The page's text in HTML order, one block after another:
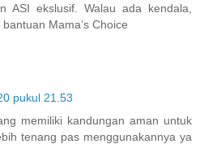
ASI ekslusif. Walau ada kendala,
Mama’s Choice
pukul 21.53
memiliki kandungan aman untuk
tenang pas menggunakannya ya